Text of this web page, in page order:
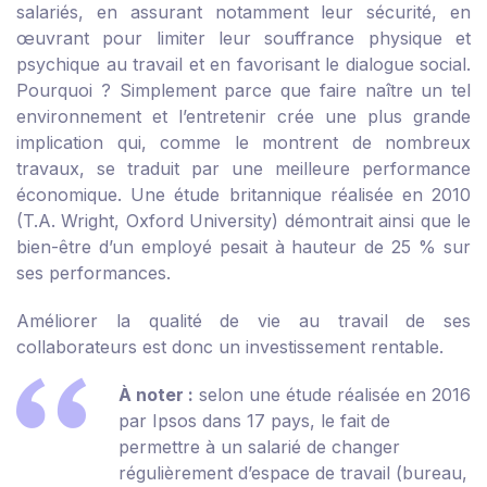
salariés, en assurant notamment leur sécurité, en
œuvrant pour limiter leur souffrance physique et
psychique au travail et en favorisant le dialogue social.
Pourquoi ? Simplement parce que faire naître un tel
environnement et l’entretenir crée une plus grande
implication qui, comme le montrent de nombreux
travaux, se traduit par une meilleure performance
économique. Une étude britannique réalisée en 2010
(T.A. Wright, Oxford University) démontrait ainsi que le
bien-être d’un employé pesait à hauteur de 25 % sur
ses performances.
Améliorer la qualité de vie au travail de ses
collaborateurs est donc un investissement rentable.
À noter : selon une étude réalisée en 2016
par Ipsos dans 17 pays, le fait de
permettre à un salarié de changer
régulièrement d’espace de travail (bureau,